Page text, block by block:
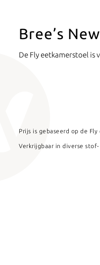
Bree’s
De Fly eetkamerstoel
Prijs is gebaseerd op de
Verkrijgbaar in diverse stof-